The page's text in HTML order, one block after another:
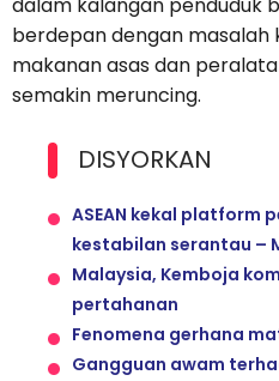
dalam kalangan penduduk
berdepan dengan masalah
makanan asas dan
semakin meruncing.
DISYORKAN
ASEAN kekal platform
kestabilan serantau –
Malaysia, Kemboja
pertahanan
Fenomena gerhana
Gangguan awam